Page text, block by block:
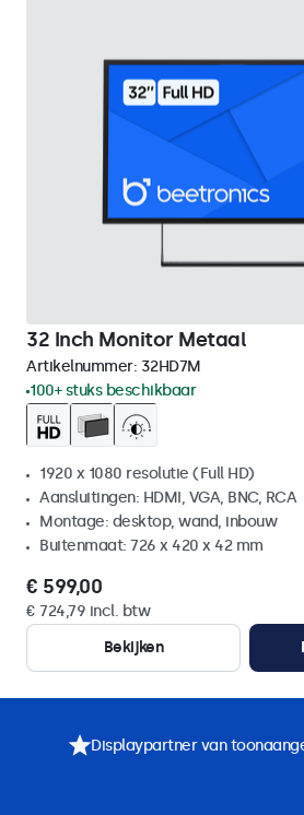
32 Inch Monitor Metaal
Artikelnummer: 32HD7M
100+ stuks beschikbaar
1920 x 1080 resolutie (Full HD)
Aansluitingen: HDMI, VGA, BNC, RCA
Montage: desktop, wand, inbouw
Buitenmaat: 726 x 420 x 42 mm
€ 599,00
€ 724,79 incl. btw
Bekijken
Displaypartner van